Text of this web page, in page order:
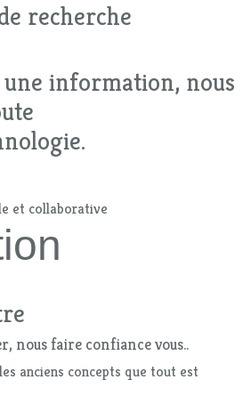
recherche
information, nous
et collaborative
nous faire confiance vous..
anciens concepts que tout est